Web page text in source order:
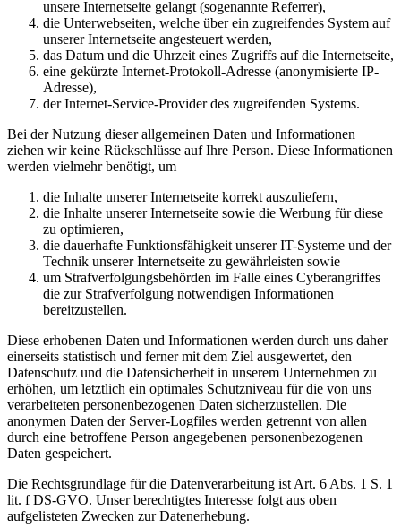
unsere Internetseite gelangt (sogenannte Referrer),
die Unterwebseiten, welche über ein zugreifendes System auf
unserer Internetseite angesteuert werden,
das Datum und die Uhrzeit eines Zugriffs auf die Internetseite,
eine gekürzte Internet-Protokoll-Adresse (anonymisierte IP-
Adresse),
der Internet-Service-Provider des zugreifenden Systems.
Bei der Nutzung dieser allgemeinen Daten und Informationen
ziehen wir keine Rückschlüsse auf Ihre Person. Diese Informationen
werden vielmehr benötigt, um
die Inhalte unserer Internetseite korrekt auszuliefern,
die Inhalte unserer Internetseite sowie die Werbung für diese
zu optimieren,
die dauerhafte Funktionsfähigkeit unserer IT-Systeme und der
Technik unserer Internetseite zu gewährleisten sowie
um Strafverfolgungsbehörden im Falle eines Cyberangriffes
die zur Strafverfolgung notwendigen Informationen
bereitzustellen.
Diese erhobenen Daten und Informationen werden durch uns daher
einerseits statistisch und ferner mit dem Ziel ausgewertet, den
Datenschutz und die Datensicherheit in unserem Unternehmen zu
erhöhen, um letztlich ein optimales Schutzniveau für die von uns
verarbeiteten personenbezogenen Daten sicherzustellen. Die
anonymen Daten der Server-Logfiles werden getrennt von allen
durch eine betroffene Person angegebenen personenbezogenen
Daten gespeichert.
Die Rechtsgrundlage für die Datenverarbeitung ist Art. 6 Abs. 1 S. 1
lit. f DS-GVO. Unser berechtigtes Interesse folgt aus oben
aufgelisteten Zwecken zur Datenerhebung.